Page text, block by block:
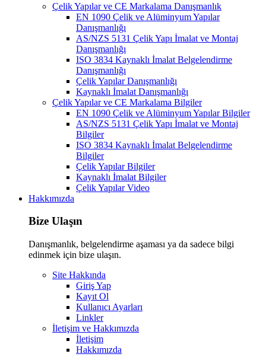
Çelik Yapılar ve CE Markalama Danışmanlık
EN 1090 Çelik ve Alüminyum Yapılar
Danışmanlığı
AS/NZS 5131 Çelik Yapı İmalat ve Montaj
Danışmanlığı
ISO 3834 Kaynaklı İmalat Belgelendirme
Danışmanlığı
Çelik Yapılar Danışmanlığı
Kaynaklı İmalat Danışmanlığı
Çelik Yapılar ve CE Markalama Bilgiler
EN 1090 Çelik ve Alüminyum Yapılar Bilgiler
AS/NZS 5131 Çelik Yapı İmalat ve Montaj
Bilgiler
ISO 3834 Kaynaklı İmalat Belgelendirme
Bilgiler
Çelik Yapılar Bilgiler
Kaynaklı İmalat Bilgiler
Çelik Yapılar Video
Hakkımızda
Bize Ulaşın
Danışmanlık, belgelendirme aşaması ya da sadece bilgi
edinmek için bize ulaşın.
Site Hakkında
Giriş Yap
Kayıt Ol
Kullanıcı Ayarları
Linkler
İletişim ve Hakkımızda
İletişim
Hakkımızda